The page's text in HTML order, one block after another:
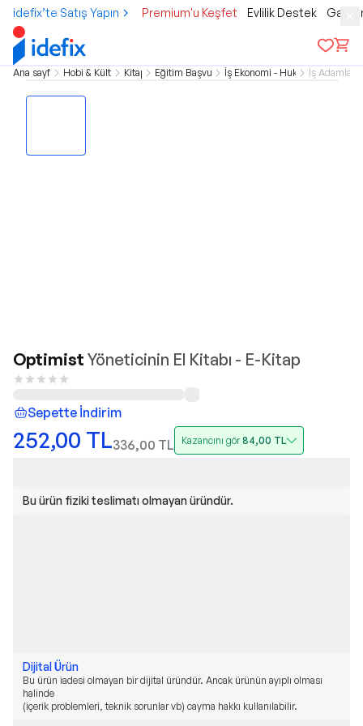
idefix’te Satış Yapın Premium'u Keşfet Evlilik Destek
Ana sayfa Hobi & Kültür Kitap Eğitim Başvuru İş Ekonomi - Hukuk İş Adamları
Optimist Yöneticinin El Kitabı - E-Kitap
Sepette İndirim
252,00 TL336,00 TL Kazancını gör84,00 TL
Bu ürün fiziki teslimatı olmayan üründür.
Dijital Ürün
Bu ürün iadesi olmayan bir dijital üründür. Ancak ürünün ayıplı olması
halinde
(içerik problemleri, teknik sorunlar vb) cayma hakkı kullanılabilir.